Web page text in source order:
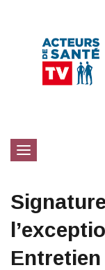
Toggle
navigation
Entretien